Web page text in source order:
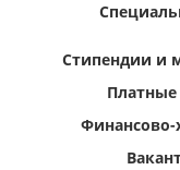
Стипендии и
Платные
Финансово-